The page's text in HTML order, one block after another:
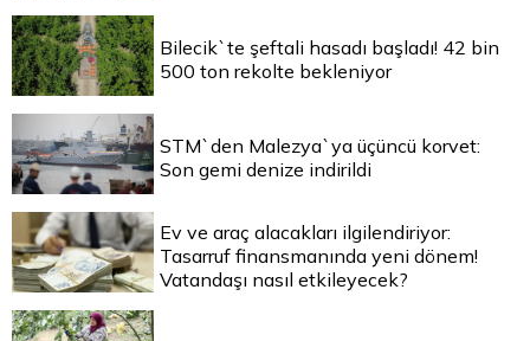
Bilecik`te şeftali hasadı başladı! 42 bin
500 ton rekolte bekleniyor
STM`den Malezya`ya üçüncü korvet:
Son gemi denize indirildi
Ev ve araç alacakları ilgilendiriyor:
Tasarruf finansmanında yeni dönem!
Vatandaşı nasıl etkileyecek?